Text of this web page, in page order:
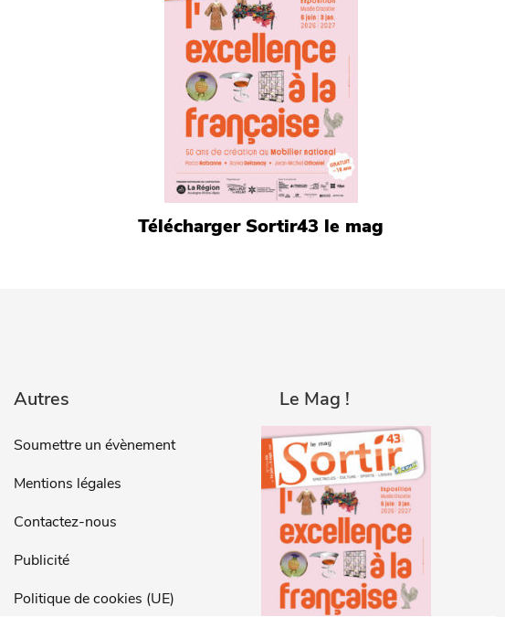
Télécharger Sortir43 le mag
Autres
Soumettre un évènement
Mentions légales
Contactez-nous
Publicité
Politique de cookies (UE)
Le Mag !